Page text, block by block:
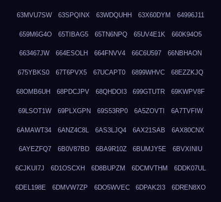
63MVU7SW 63SPQINX 63WDQUHH 63X60DYM 64996J11
659M6G4O 65TIBAG5 65TN6NPQ 65UV4E1K 660K94O5
663467JW 664ESOLH 664FNVV4 66C6U597 66NBHAON
675YBKS0 67T6PVX5 67UCAPT0 6899WHVC 68EZZKJQ
68OMB6UH 68PDCJPV 68QHDOI3 699GTUTR 69KWPV8F
69LSOT1W 69PLXGPN 69S53RP0 6A5ZOVTI 6A7TVFIW
6AMAWT34 6ANZ4C8L 6AS3LJQ4 6AX21SAB 6AX80CNX
6AYEZFQ7 6B0V87BD 6BA9R10Z 6BUMJY5E 6BVXINIU
6CJKUI7J 6D1OSCXH 6D8BUPZM 6DCMVTHM 6DDK07UL
6DEL198E 6DMVW7ZP 6DO5WVEC 6DPAK2I3 6DREN8XO